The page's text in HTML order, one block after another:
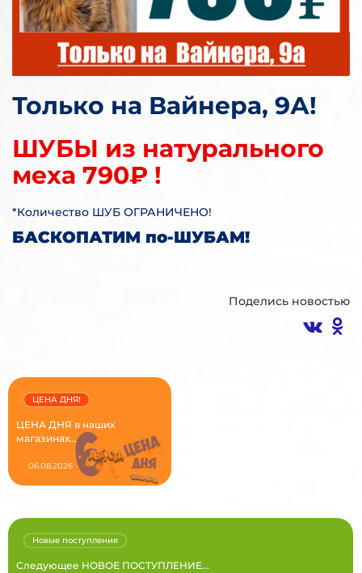
Только на Вайнера, 9А!
ШУБЫ из натурального
меха 790₽ !
*Количество ШУБ ОГРАНИЧЕНО!
БАСКОПАТИМ по-ШУБАМ!
Поделись новостью
ЦЕНА ДНЯ в наших
магазинах...
ЦЕНА ДНЯ!
06.08.2026
Следующее НОВОЕ ПОСТУПЛЕНИЕ...
Новые поступления